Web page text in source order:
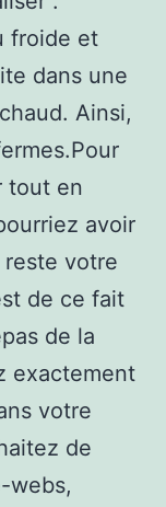
froide et
dans une
Ainsi,
tout en
avoir
votre
de ce fait
de la
exactement
votre
de
webs,